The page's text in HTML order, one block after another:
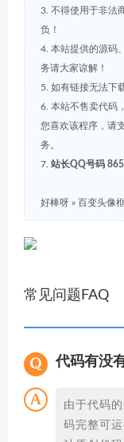
3. 不得使用于非法
负！
4. 本站提供的源码
务请大家谅解！
5. 如有链接无法下
6. 本站不售卖代码
您喜欢该程序，请
务。
7. 站长QQ号码
好棒呀 » 百变头像
常见问题FAQ
代码有没
由于代码
码完整可